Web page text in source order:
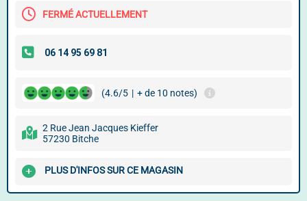
FERMÉ ACTUELLEMENT
(4.6/5 | + de 10 notes)
2 Rue Jean Jacques Kieffer
57230 Bitche
PLUS D'INFOS SUR CE MAGASIN